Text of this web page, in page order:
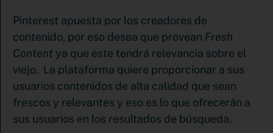
Pinterest apuesta por los creadores de
contenido, por eso desea que provean Fresh
Content ya que este tendrá relevancia sobre el
viejo. La plataforma quiere proporcionar a sus
usuarios contenidos de alta calidad que sean
frescos y relevantes y eso es lo que ofrecerán a
sus usuarios en los resultados de búsqueda.